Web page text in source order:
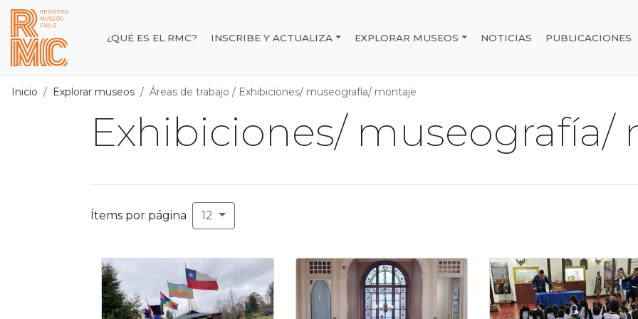
Contenido principal
Registro de Museos de Chile
¿QUÉ ES EL RMC? INSCRIBE Y ACTUALIZA EXPLORAR MUSEOS NOTICIAS PUBLICACIONES
Inicio Explorar museos Áreas de trabajo / Exhibiciones/ museografía/ montaje
Exhibiciones/ museografía/
Ítems por página 12